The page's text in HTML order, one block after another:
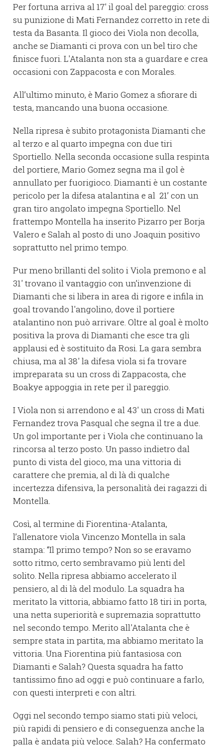
Per fortuna arriva al 17' il goal del pareggio: cross
su punizione di Mati Fernandez corretto in rete di
testa da Basanta. Il gioco dei Viola non decolla,
anche se Diamanti ci prova con un bel tiro che
finisce fuori. L'Atalanta non sta a guardare e crea
occasioni con Zappacosta e con Morales.
All’ultimo minuto, è Mario Gomez a sfiorare di
testa, mancando una buona occasione.
Nella ripresa è subito protagonista Diamanti che
al terzo e al quarto impegna con due tiri
Sportiello. Nella seconda occasione sulla respinta
del portiere, Mario Gomez segna ma il gol è
annullato per fuorigioco. Diamanti è un costante
pericolo per la difesa atalantina e al 21’ con un
gran tiro angolato impegna Sportiello. Nel
frattempo Montella ha inserito Pizarro per Borja
Valero e Salah al posto di uno Joaquin positivo
soprattutto nel primo tempo.
Pur meno brillanti del solito i Viola premono e al
31' trovano il vantaggio con un’invenzione di
Diamanti che si libera in area di rigore e infila in
goal trovando l'angolino, dove il portiere
atalantino non può arrivare. Oltre al goal è molto
positiva la prova di Diamanti che esce tra gli
applausi ed è sostituito da Rosi. La gara sembra
chiusa, ma al 38' la difesa viola si fa trovare
impreparata su un cross di Zappacosta, che
Boakye appoggia in rete per il pareggio.
I Viola non si arrendono e al 43' un cross di Mati
Fernandez trova Pasqual che segna il tre a due.
Un gol importante per i Viola che continuano la
rincorsa al terzo posto. Un passo indietro dal
punto di vista del gioco, ma una vittoria di
carattere che premia, al di là di qualche
incertezza difensiva, la personalità dei ragazzi di
Montella.
Così, al termine di Fiorentina-Atalanta,
l’allenatore viola Vincenzo Montella in sala
stampa: “Il primo tempo? Non so se eravamo
sotto ritmo, certo sembravamo più lenti del
solito. Nella ripresa abbiamo accelerato il
pensiero, al di là del modulo. La squadra ha
meritato la vittoria, abbiamo fatto 18 tiri in porta,
una netta superiorità e supremazia soprattutto
nel secondo tempo. Merito all'Atalanta che è
sempre stata in partita, ma abbiamo meritato la
vittoria. Una Fiorentina più fantasiosa con
Diamanti e Salah? Questa squadra ha fatto
tantissimo fino ad oggi e può continuare a farlo,
con questi interpreti e con altri.
Oggi nel secondo tempo siamo stati più veloci,
più rapidi di pensiero e di conseguenza anche la
palla è andata più veloce. Salah? Ha confermato